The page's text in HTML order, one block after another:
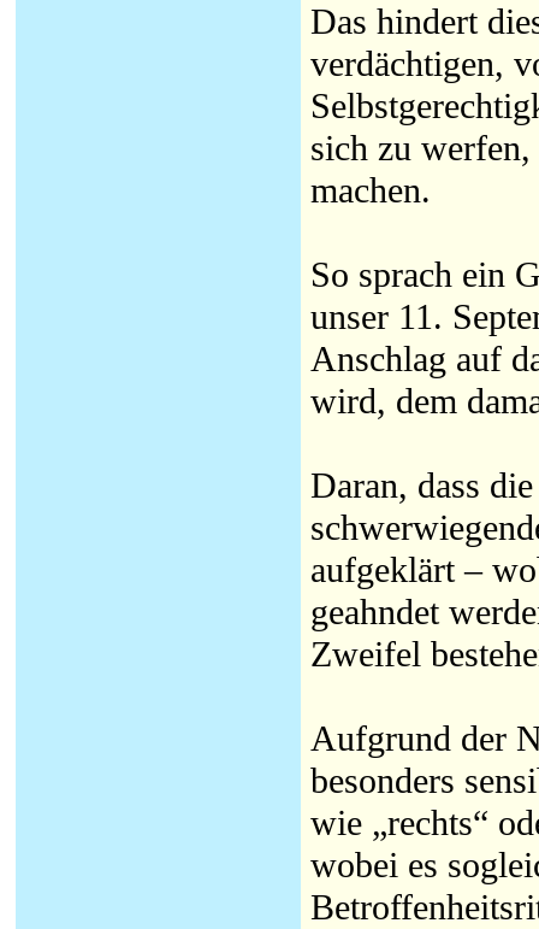
Das hindert
verdächtigen,
sich zu
machen.
So sprach ein
unser 11.
Anschlag auf
wird, dem
Daran, dass
aufgeklärt –
geahndet
Zweifel
Aufgrund der
besonders
wie „rechts“
wobei es